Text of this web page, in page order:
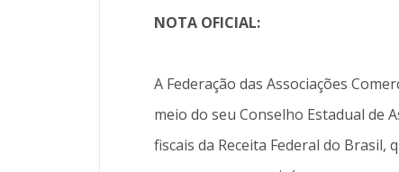
NOTA OFICIAL:
A Federação das Associações
meio do seu Conselho Estadual de
fiscais da Receita Federal do